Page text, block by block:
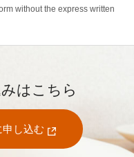
without the express written
はこちら
し込む